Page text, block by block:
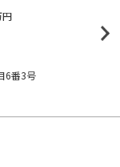
円
6番3号